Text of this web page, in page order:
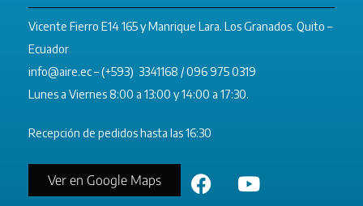
Vicente Fierro E14 165 y Manrique Lara. Los Granados. Quito –
Ecuador
info@aire.ec– (+593) 3341168 / 096 975 0319
Lunes a Viernes 8:00 a 13:00 y 14:00 a 17:30.
Recepción de pedidos hasta las 16:30
Ver en Google Maps